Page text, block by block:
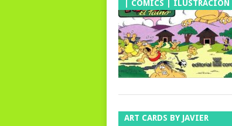
| COMICS | ILUSTRACION
ART CARDS BY JAVIER